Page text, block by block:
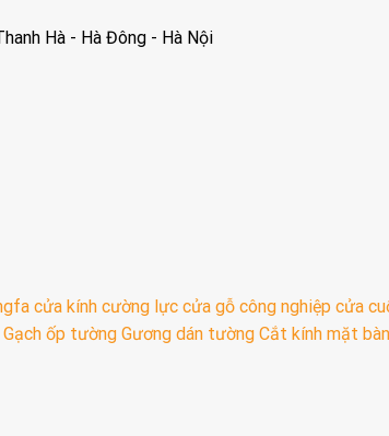
Hà - Hà Đông - Hà Nội
cửa kính cường lực cửa gỗ công nghiệp cửa
Gạch ốp tường Gương dán tường Cắt kính mặt bàn